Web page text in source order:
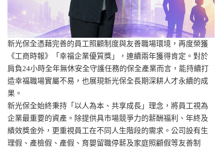
新光保全憑藉完善的員工照顧制度與友善職場環境，再度榮獲
《工商時報》「幸福企業優質獎」，連續兩年獲得肯定。對於
肩負24小時全年無休安全守護任務的保全產業而言，能持續打
造幸福職場實屬不易，也展現新光保全長期深耕人才永續的成
果。
新光保全始終秉持「以人為本、共享成長」理念，將員工視為
企業最重要的資產。除提供具市場競爭力的薪酬福利、年終及
績效獎金外，更重視員工在不同人生階段的需求。公司設有生
理假、產檢假、產假、育嬰留職停薪及家庭照顧假等友善制